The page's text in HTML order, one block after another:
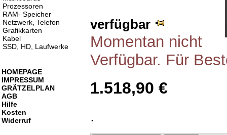
verfügbar
Momentan nicht
Verfügbar. Für
1.518,90 €
.
Prozessoren
RAM- Speicher
Netzwerk, Telefon
Grafikkarten
Kabel
SSD, HD, Laufwerke
HOMEPAGE
IMPRESSUM
GRÄTZELPLAN
AGB
Hilfe
Kosten
Widerruf